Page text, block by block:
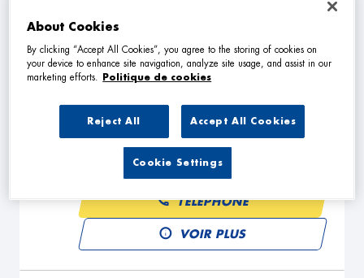
VOIR PLUS
CARROSSERIE PATERNO
598 RTE DE LA SERRAZ
73370 LE BOURGET-DU-LAC
Fermé aujourd'hui
TÉLÉPHONE
VOIR PLUS
About Cookies
By clicking “Accept All Cookies”, you agree to the storing of cookies on
your device to enhance site navigation, analyze site usage, and assist in our
marketing efforts.
Politique de cookies
Reject All Accept All Cookies
Cookie Settings